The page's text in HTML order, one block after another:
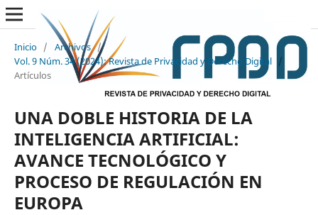
Inicio / Archivos /
Vol. 9 Núm. 34 (2024): Revista de Privacidad y Derecho Digital /
Artículos
UNA DOBLE HISTORIA DE LA
INTELIGENCIA ARTIFICIAL:
AVANCE TECNOLÓGICO Y
PROCESO DE REGULACIÓN EN
EUROPA